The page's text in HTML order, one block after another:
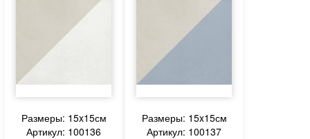
Размеры: 15x15см
Артикул: 100136
Размеры: 15x15см
Артикул: 100137